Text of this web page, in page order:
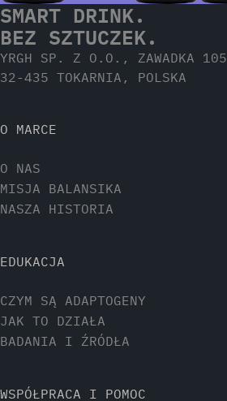
SMART DRINK.
BEZ SZTUCZEK.
YRGH SP. Z O.O., ZAWADKA 105
32-435 TOKARNIA, POLSKA
O MARCE
O NAS
MISJA BALANSIKA
NASZA HISTORIA
EDUKACJA
CZYM SĄ ADAPTOGENY
JAK TO DZIAŁA
BADANIA I ŹRÓDŁA
WSPÓŁPRACA I POMOC